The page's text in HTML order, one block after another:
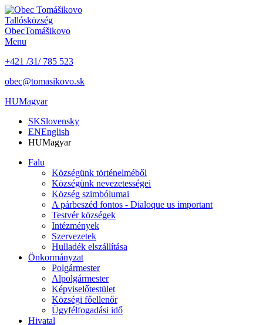
Tallósközség
ObecTomášikovo
Menu
+421 /31/ 785 523
obec@tomasikovo.sk
HUMagyar
SKSlovensky
ENEnglish
HUMagyar
Falu
Községünk történelméből
Községünk nevezetességei
Község szimbólumai
A párbeszéd fontos - Dialoque us important
Testvér községek
Intézmények
Szervezetek
Hulladék elszállítása
Önkormányzat
Polgármester
Alpolgármester
Képviselőtestület
Községi főellenőr
Ügyfélfogadási idő
Hivatal